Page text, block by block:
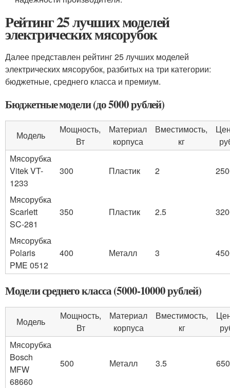
Рейтинг 25 лучших моделей
электрических мясорубок
Далее представлен рейтинг 25 лучших моделей
электрических мясорубок, разбитых на три категории:
бюджетные, среднего класса и премиум.
Бюджетные модели (до 5000 рублей)
Модель
Мощность,
Вт
Материал
корпуса
Вместимость,
кг
Мясорубка
Vitek VT-
1233
300 Пластик 2
Мясорубка
Scarlett
SC-281
350 Пластик 2.5
Мясорубка
Polaris
PME 0512
400 Металл 3
Модели среднего класса (5000-10000 рублей)
Модель
Мощность,
Вт
Материал
корпуса
Вместимость,
кг
Мясорубка
Bosch
MFW
68660
500 Металл 3.5